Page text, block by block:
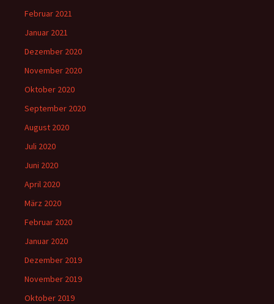
Februar 2021
Januar 2021
Dezember 2020
November 2020
Oktober 2020
September 2020
August 2020
Juli 2020
Juni 2020
April 2020
März 2020
Februar 2020
Januar 2020
Dezember 2019
November 2019
Oktober 2019